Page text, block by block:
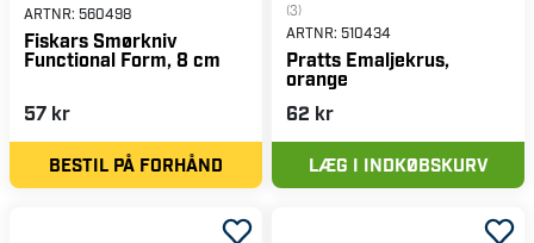
ARTNR: 560498
Fiskars Smørkniv
Functional Form, 8 cm
57 kr
BESTIL PÅ FORHÅND
(3)
ARTNR: 510434
Pratts Emaljekrus,
orange
62 kr
LÆG I INDKØBSKURV